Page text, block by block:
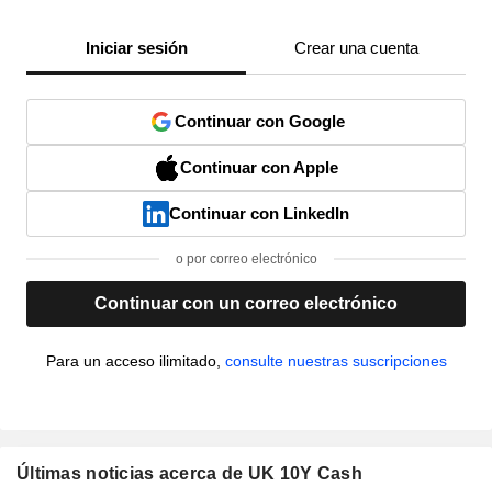
Iniciar sesión Crear una cuenta
Continuar con Google
Continuar con Apple
Continuar con LinkedIn
o por correo electrónico
Continuar con un correo electrónico
Para un acceso ilimitado, consulte nuestras suscripciones
Últimas noticias acerca de UK 10Y Cash